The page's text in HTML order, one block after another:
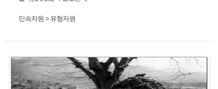
민속자원 > 유형자원